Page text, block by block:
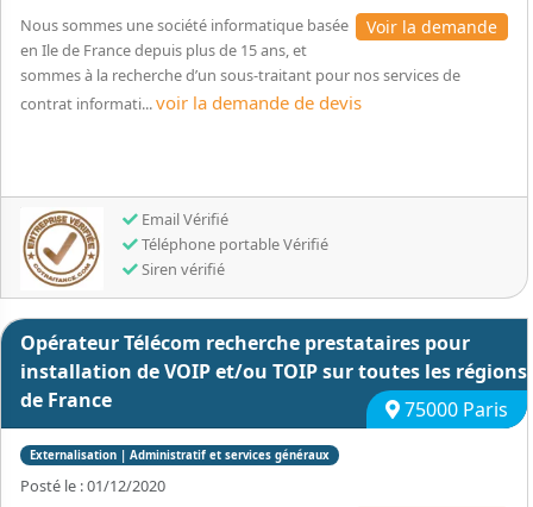
Voir la demande
Nous sommes une société informatique basée
en Ile de France depuis plus de 15 ans, et
sommes à la recherche d’un sous-traitant pour nos services de
contrat informati...voir la demande de devis
Email Vérifié
Téléphone portable Vérifié
Siren vérifié
Opérateur Télécom recherche prestataires pour
installation de VOIP et/ou TOIP sur toutes les régions
de France
75000 Paris
Externalisation | Administratif et services généraux
Posté le : 01/12/2020